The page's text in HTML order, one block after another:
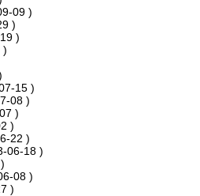
09 )
)
)
)
15 )
08 )
)
)
22 )
06-18 )
08 )
)